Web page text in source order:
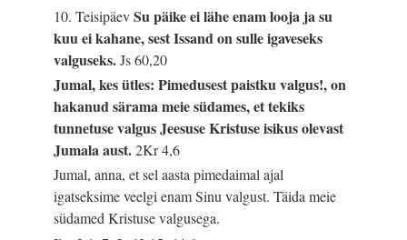
10. TeisipäevSu päike ei lähe enam looja ja su
kuu ei kahane, sest Issand on sulle igaveseks
valguseks.Js 60,20
Jumal, kes ütles: Pimedusest paistku valgus!, on
hakanud särama meie südames, et tekiks
tunnetuse valgus Jeesuse Kristuse isikus olevast
Jumala aust.2Kr 4,6
Jumal, anna, et sel aasta pimedaimal ajal
igatseksime veelgi enam Sinu valgust. Täida meie
südamed Kristuse valgusega.